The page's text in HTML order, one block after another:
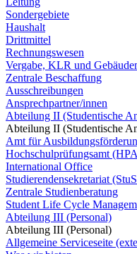
Sondergebiete
Haushalt
Drittmittel
Rechnungswesen
Vergabe, KLR und
Zentrale Beschaffung
Ausschreibungen
Ansprechpartner/innen
Abteilung II (Studentische
Abteilung II (Studentische
Amt für
Hochschulprüfungsamt
International Office
Studierendensekretariat
Zentrale Studienberatung
Student Life Cycle
Abteilung III (Personal)
Abteilung III (Personal)
Allgemeine Serviceseite